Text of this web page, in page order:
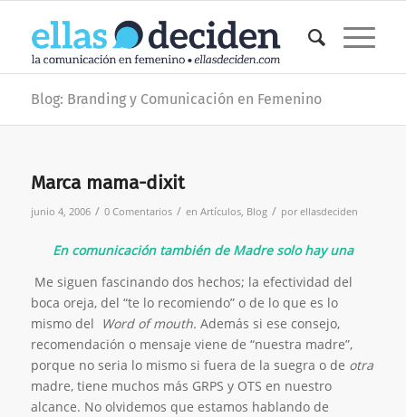
Blog: Branding y Comunicación en Femenino
Marca mama-dixit
junio 4, 2006 / 0 Comentarios / en Artículos, Blog / porellasdeciden
En comunicación también de Madre solo hay una
Me siguen fascinando dos hechos; la efectividad del
boca oreja, del “te lo recomiendo” o de lo que es lo
mismo del Word of mouth. Además si ese consejo,
recomendación o mensaje viene de “nuestra madre”,
porque no seria lo mismo si fuera de la suegra o de otra
madre, tiene muchos más GRPS y OTS en nuestro
alcance. No olvidemos que estamos hablando de